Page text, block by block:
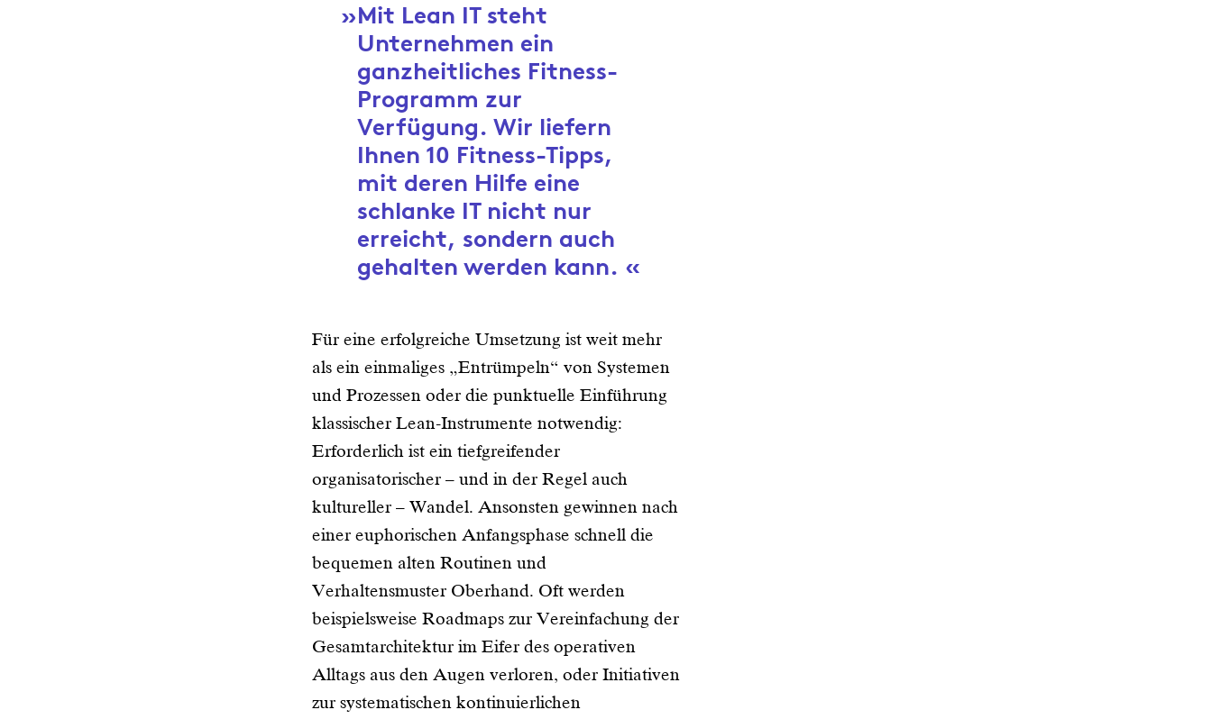
Mit Lean IT steht
Unternehmen ein
ganzheitliches Fitness-
Programm zur
Verfügung. Wir liefern
Ihnen 10 Fitness-Tipps,
mit deren Hilfe eine
schlanke IT nicht nur
erreicht, sondern auch
gehalten werden kann.
Für eine erfolgreiche Umsetzung ist weit mehr
als ein einmaliges „Entrümpeln“ von Systemen
und Prozessen oder die punktuelle Einführung
klassischer Lean-Instrumente notwendig:
Erforderlich ist ein tiefgreifender
organisatorischer – und in der Regel auch
kultureller – Wandel. Ansonsten gewinnen nach
einer euphorischen Anfangsphase schnell die
bequemen alten Routinen und
Verhaltensmuster Oberhand. Oft werden
beispielsweise Roadmaps zur Vereinfachung der
Gesamtarchitektur im Eifer des operativen
Alltags aus den Augen verloren, oder Initiativen
zur systematischen kontinuierlichen